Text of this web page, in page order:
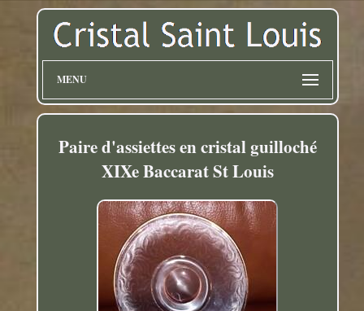
MENU
Paire d'assiettes en cristal guilloché
XIXe Baccarat St Louis